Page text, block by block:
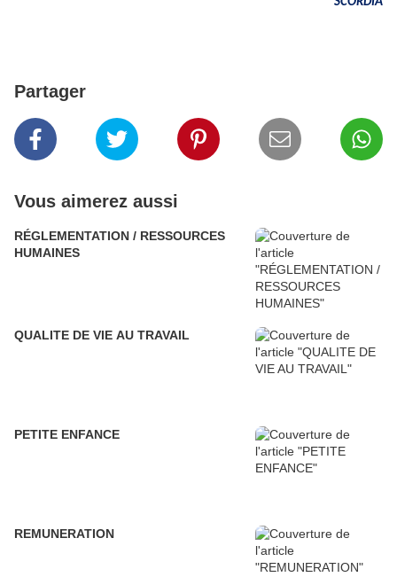
Partager
Vous aimerez aussi
RÉGLEMENTATION / RESSOURCES
HUMAINES
QUALITE DE VIE AU TRAVAIL
PETITE ENFANCE
REMUNERATION